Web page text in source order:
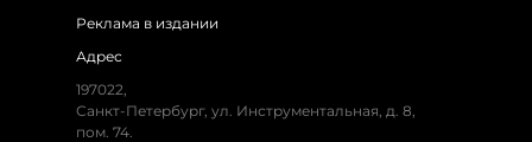
Реклама в издании
Адрес
197022,
Санкт-Петербург, ул. Инструментальная, д. 8,
пом. 74.